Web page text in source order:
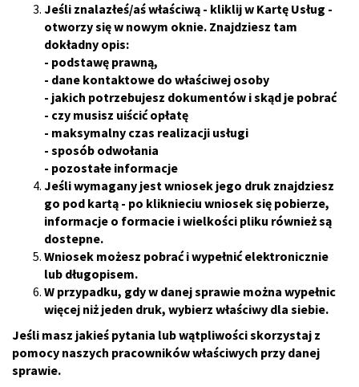
Jeśli znalazłeś/aś właściwą - kliklij w Kartę Usług -
otworzy się w nowym oknie. Znajdziesz tam
dokładny opis:
- podstawę prawną,
- dane kontaktowe do właściwej osoby
- jakich potrzebujesz dokumentów i skąd je pobrać
- czy musisz uiścić opłatę
- maksymalny czas realizacji usługi
- sposób odwołania
- pozostałe informacje
Jeśli wymagany jest wniosek jego druk znajdziesz
go pod kartą - po kliknieciu wniosek się pobierze,
informacje o formacie i wielkości pliku również są
dostepne.
Wniosek możesz pobrać i wypełnić elektronicznie
lub długopisem.
W przypadku, gdy w danej sprawie można wypełnic
więcej niż jeden druk, wybierz właściwy dla siebie.
Jeśli masz jakieś pytania lub wątpliwości skorzystaj z
pomocy naszych pracowników właściwych przy danej
sprawie.